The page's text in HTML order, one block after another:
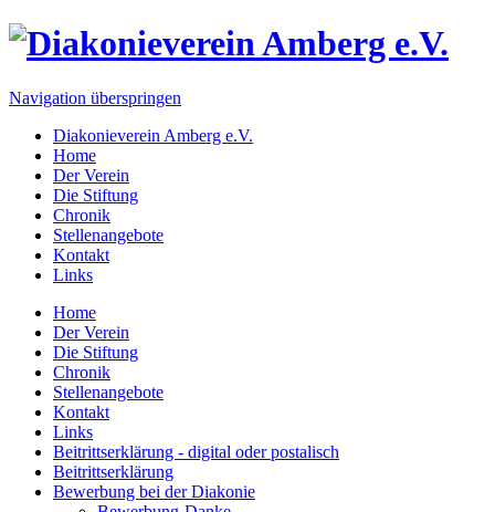
Navigation überspringen
Diakonieverein Amberg e.V.
Home
Der Verein
Die Stiftung
Chronik
Stellenangebote
Kontakt
Links
Home
Der Verein
Die Stiftung
Chronik
Stellenangebote
Kontakt
Links
Beitrittserklärung - digital oder postalisch
Beitrittserklärung
Bewerbung bei der Diakonie